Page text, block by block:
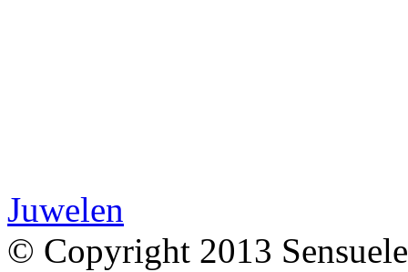
Juwelen
© Copyright 2013